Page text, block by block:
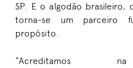
SP. E o algodão brasileiro,
torna-se um parceiro
propósito.
“Acreditamos